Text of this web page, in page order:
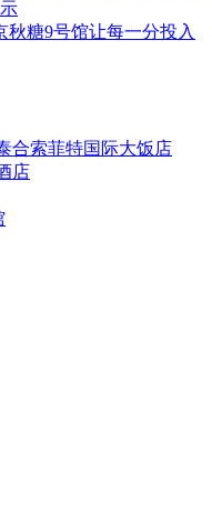
秋糖9号馆让每一分投入
合索菲特国际大饭店
店